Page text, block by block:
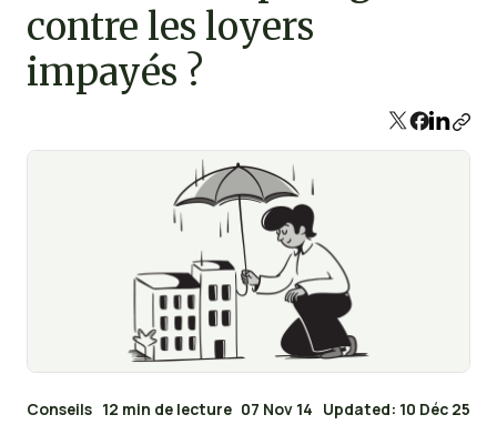
contre les loyers
impayés ?
Conseils 12 min de lecture 07 Nov 14 Updated: 10 Déc 25